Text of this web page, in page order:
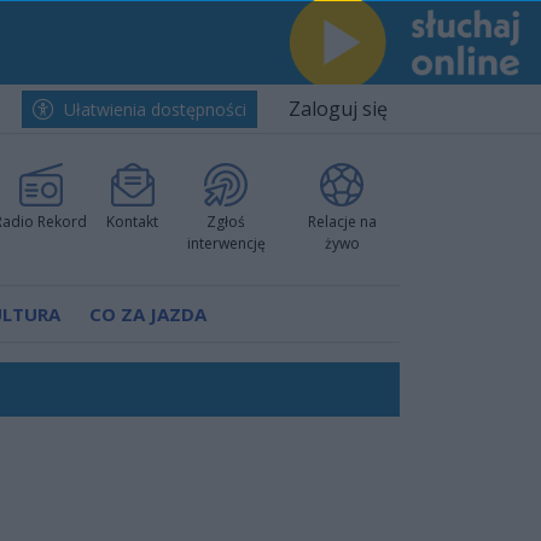
Ułatwienia dostępności Zaloguj się
Rekord Kontakt
Zgłoś
interwencję
Relacje na
żywo
CO ZA JAZDA